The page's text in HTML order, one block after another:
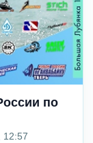
по
12:57